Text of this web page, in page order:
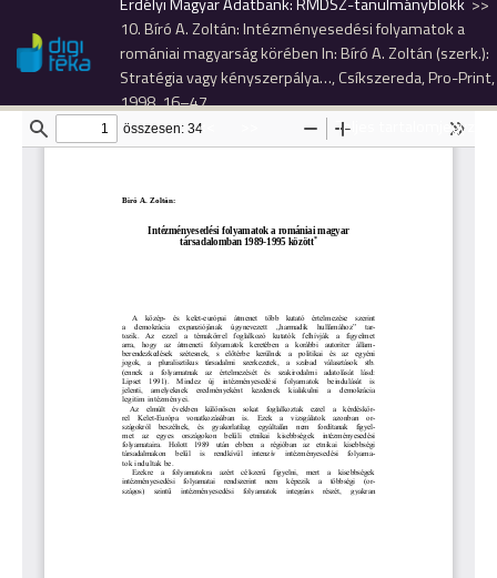
10. Bíró A. Zoltán: Intézményesedési folyamatok a
romániai magyarság körében In: Bíró A. Zoltán (szerk.):
Stratégia vagy kényszerpálya…, Csíkszereda, Pro-Print,
1998, 16–47.
<<
Teljes tartalomjegyzék